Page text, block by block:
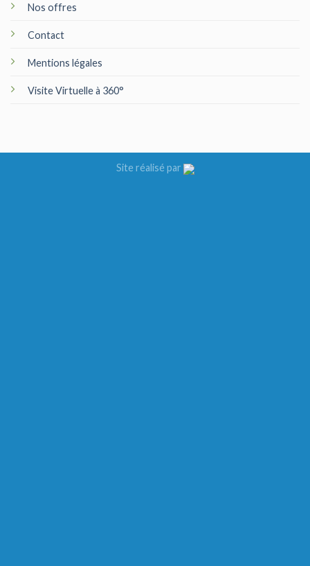
Nos offres
Contact
Mentions légales
Visite Virtuelle à 360°
Site réalisé par